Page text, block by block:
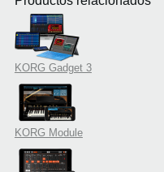
KORG Gadget 3
KORG Module